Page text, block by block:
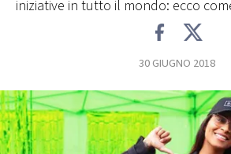
CONCORSI
iniziative in tutto il mondo: ecco
30 GIUGNO 2018